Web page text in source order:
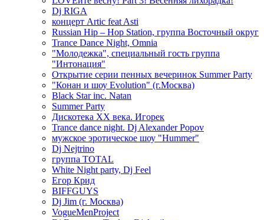
Dj RIGA
концерт Artic feat Asti
Russian Hip – Hop Station, группа Восточный округ
Trance Dance Night, Omnia
"Молодежка", специальный гость группа
"Интонация"
Открытие серии пенных вечеринок Summer Party
"Конан и шоу Evolution" (г.Москва)
Black Star inc. Natan
Summer Party
Дискотека ХХ века. Игорек
Trance dance night. Dj Alexander Popov
мужское эротическое шоу "Hummer"
Dj Nejtrino
группа TOTAL
White Night party, Dj Feel
Егор Крид
BIFFGUYS
Dj Jim (г. Москва)
VogueMenProject